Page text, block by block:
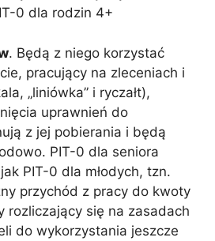
0 dla rodzin 4+
. Będą z niego korzystać
pracujący na zleceniach i
„liniówka” i ryczałt),
uprawnień do
z jej pobierania i będą
PIT-0 dla seniora
PIT-0 dla młodych, tzn.
przychód z pracy do kwoty
rozliczający się na zasadach
do wykorzystania jeszcze